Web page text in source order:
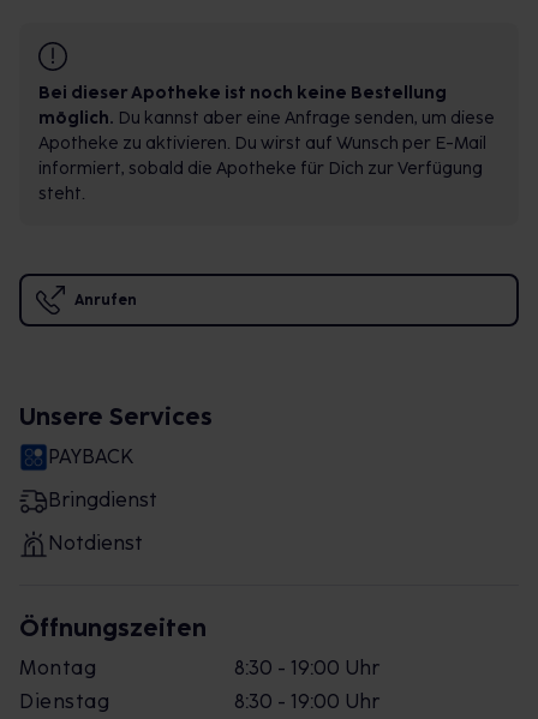
Bei dieser Apotheke ist noch keine Bestellung
möglich. Du kannst aber eine Anfrage senden, um diese
Apotheke zu aktivieren. Du wirst auf Wunsch per E-Mail
informiert, sobald die Apotheke für Dich zur Verfügung
steht.
Anrufen
Unsere Services
PAYBACK
Bringdienst
Notdienst
Öffnungszeiten
Montag
8:30 - 19:00 Uhr
Dienstag
8:30 - 19:00 Uhr